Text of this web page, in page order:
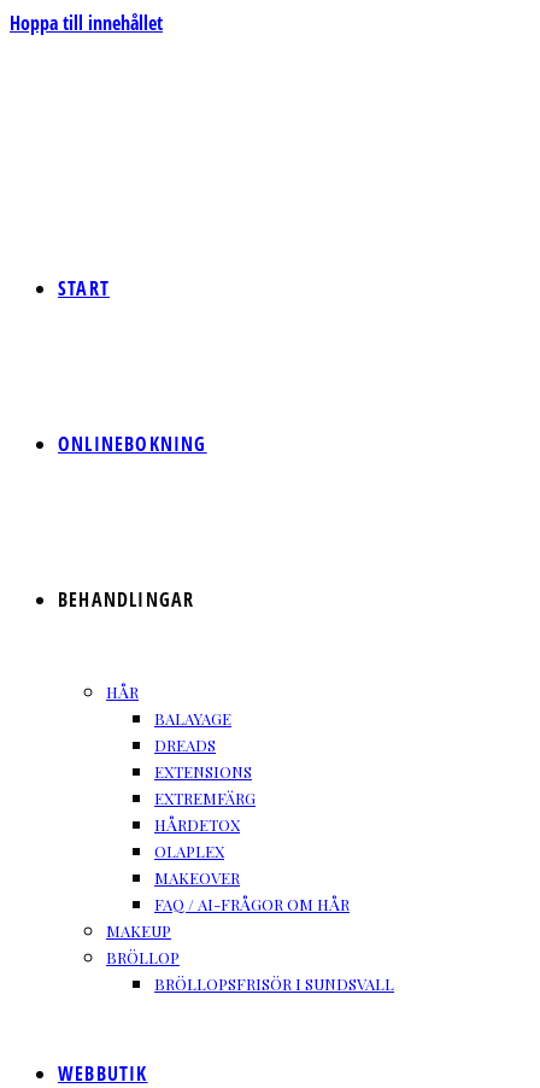
Hoppa till innehållet
START
ONLINEBOKNING
BEHANDLINGAR
HÅR
BALAYAGE
DREADS
EXTENSIONS
EXTREMFÄRG
HÅRDETOX
OLAPLEX
MAKEOVER
FAQ / AI-FRÅGOR OM HÅR
MAKEUP
BRÖLLOP
BRÖLLOPSFRISÖR I SUNDSVALL
WEBBUTIK